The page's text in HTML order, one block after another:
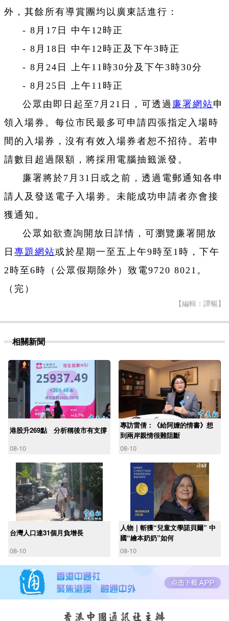
外，其餘所有導賞團均以廣東話進行：
- 8月17日 中午12時正
- 8月18日 中午12時正及下午3時正
- 8月24日 上午11時30分及下午3時30分
- 8月25日 上午11時正
公眾由即日起至7月21日，可透過 廉署網站申
領入場券。每位市民最多可申請四張指定入場時
間的入場券，沒有有效入場券者恕不招待。若申
請數目超過限額，將採用電腦抽籤派發。
廉署將於7月31日或之前，透過電郵通知各申
請人及發送電子入場劵。未能成功申請者亦會接
獲通知。
公眾如欲查詢開放日詳情，可瀏覽廉署開放
日 專題網站或於星期一至五上午9時至1時，下午
2時至6時（公眾假期除外）致電9720 8021。
（完）
【編輯：譚暢】
相關新聞
港股升269點 分析稱後市有支撐
08-10
專訪雷倩：《給阿嬤的情書》想
到兩岸親情很難阻斷
08-10
台灣人口連31個月負增長
08-10
人物｜斬獲“兒童文學諾貝爾” 中
國“繪本奶奶”如何
08-10